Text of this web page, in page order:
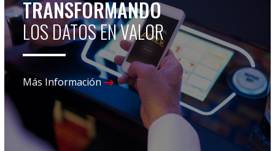
TRANSFORMANDO
LOS DATOS EN VALOR
Más Información